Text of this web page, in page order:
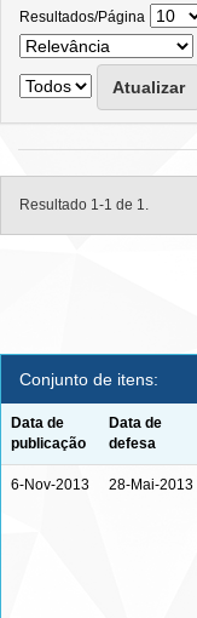
Resultados/Página
Resultado 1-1 de 1.
Conjunto de itens:
Data de
publicação
Data de
defesa
6-Nov-2013 28-Mai-2013